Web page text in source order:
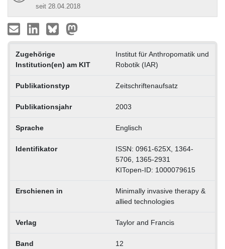
seit 28.04.2018
Zugehörige
Institution(en) am KIT
Institut für Anthropomatik und
Robotik (IAR)
Publikationstyp Zeitschriftenaufsatz
Publikationsjahr 2003
Sprache Englisch
Identifikator
ISSN: 0961-625X, 1364-
5706, 1365-2931
KITopen-ID: 1000079615
Erschienen in
Minimally invasive therapy &
allied technologies
Verlag Taylor and Francis
Band 12